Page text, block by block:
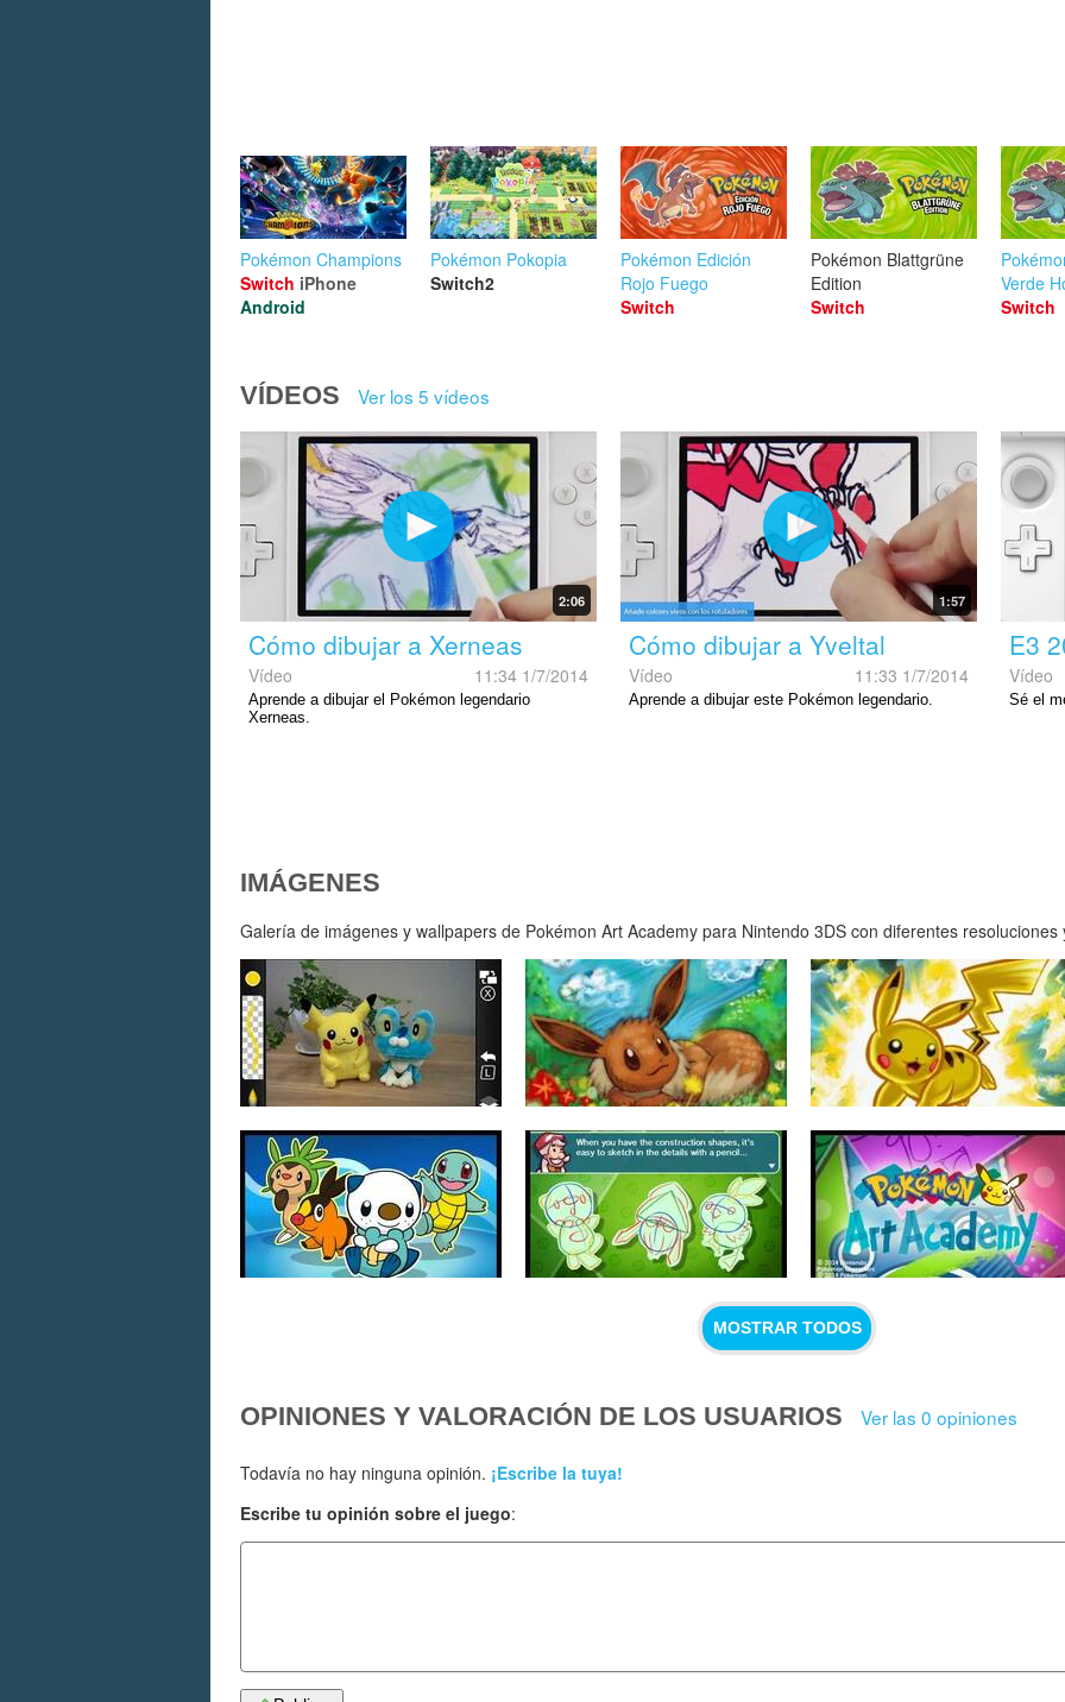
Pokémon Champions
Switch iPhone
Android
Pokémon Pokopia
Switch2
Pokémon Edición
Rojo Fuego
Switch
Pokémon Blattgrüne
Edition
Switch
Verde
Switch
VÍDEOS Ver los 5 vídeos
2:06
Cómo dibujar a Xerneas
Vídeo 11:34 1/7/2014
Aprende a dibujar el Pokémon legendario
Xerneas.
1:57
Cómo dibujar a Yveltal
Vídeo 11:33 1/7/2014
Aprende a dibujar este Pokémon legendario.
E3
Vídeo
Sé el
IMÁGENES
Galería de imágenes y wallpapers de Pokémon Art Academy para Nintendo 3DS con diferentes
MOSTRAR TODOS
OPINIONES Y VALORACIÓN DE LOS USUARIOS Ver las 0 opiniones
Todavía no hay ninguna opinión. ¡Escribe la tuya!
Escribe tu opinión sobre el juego: